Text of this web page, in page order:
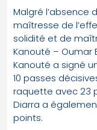
Malgré l’absence
maîtresse de
solidité et de
Kanouté – Oumar
Kanouté a signé
10 passes
raquette avec 23
Diarra a
points.